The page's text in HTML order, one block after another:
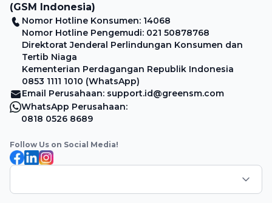
(GSM Indonesia)
Nomor Hotline Konsumen: 14068
Nomor Hotline Pengemudi: 021 50878768
Direktorat Jenderal Perlindungan Konsumen dan
Tertib Niaga
Kementerian Perdagangan Republik Indonesia
0853 1111 1010 (WhatsApp)
Email Perusahaan: support.id@greensm.com
WhatsApp Perusahaan:
0818 0526 8689
Follow Us on Social Media!